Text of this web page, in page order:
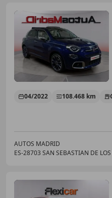
04/2022 108.468 km
AUTOS MADRID
ES-28703 SAN SEBASTIAN DE LOS